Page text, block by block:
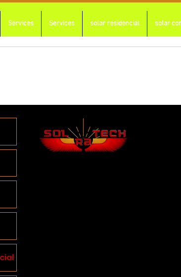
Services Services solar residencial solar
Nada que reservar